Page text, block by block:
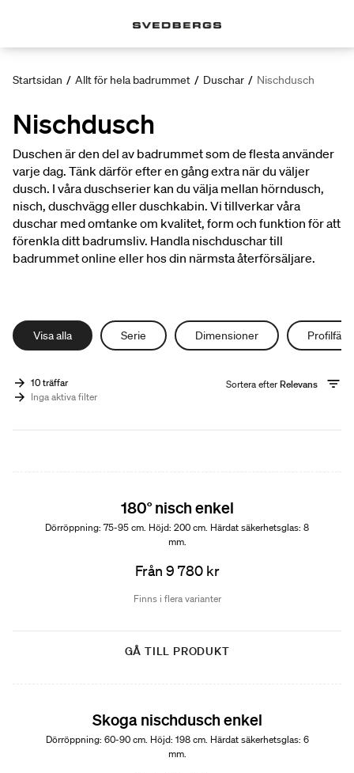
Startsidan / Allt för hela badrummet / Duschar / Nischdusch
Nischdusch
Duschen är den del av badrummet som de flesta använder
varje dag. Tänk därför efter en gång extra när du väljer
dusch. I våra duschserier kan du välja mellan hörndusch,
nisch, duschvägg eller duschkabin. Vi tillverkar våra
duschar med omtanke om kvalitet, form och funktion för att
förenkla ditt badrumsliv. Handla nischduschar till
badrummet online eller hos din närmsta återförsäljare.
Visa alla Serie Dimensioner Profilfärg
10 träffar
Inga aktiva filter
Sortera efterRelevans
180° nisch enkel
Dörröppning: 75-95 cm. Höjd: 200 cm. Härdat säkerhetsglas: 8
mm.
Från 9 780 kr
Finns i flera varianter
GÅ TILL PRODUKT
Skoga nischdusch enkel
Dörröppning: 60-90 cm. Höjd: 198 cm. Härdat säkerhetsglas: 6
mm.